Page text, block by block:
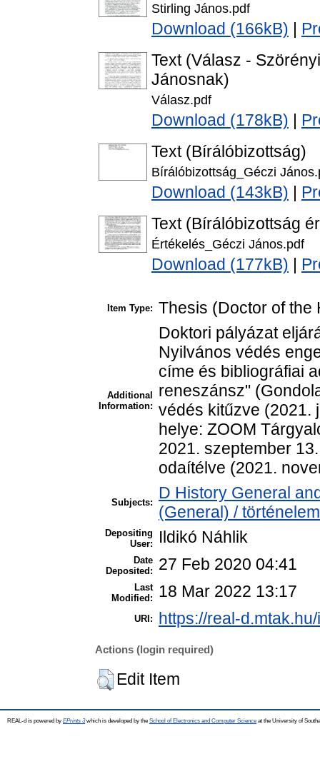
Stirling János.pdf
Download (166kB)
Text (Válasz -
Jánosnak)
Válasz.pdf
Download (178kB)
Text (Bírálóbizottság)
Bírálóbizottság_Géczi
Download (143kB)
Text (Bírálóbizottság
Értékelés_Géczi János.pdf
Download (177kB)
Item Type: Thesis (Doctor of the
Additional
Information:
Doktori pályázat
Nyilvános védés
címe és bibliográfiai
reneszánsz"
védés kitűzve (2021.
helye: ZOOM
2021. szeptember
odaítélve (2021.
Subjects:
D History General
(General) /
Depositing
User:
Ildikó Náhlik
Date
Deposited:
27 Feb 2020 04:41
Last
Modified:
18 Mar 2022 13:17
URI: https://real-
Actions (login required)
Edit Item
REAL-d is powered by EPrints 3which is developed by the School of Electronics and Computer Science at the University of